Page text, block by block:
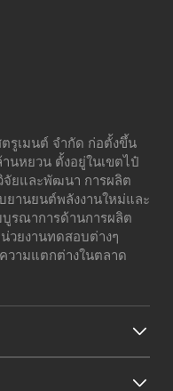
ตรูเมนต์ จำกัด ก่อตั้งขึ้น
นหยวน ตั้งอยู่ในเขตไป๋
จัยและพัฒนา การผลิต
ยานยนต์พลังงานใหม่และ
รณาการด้านการผลิต
วยงานทดสอบต่างๆ
วามแตกต่างในตลาด